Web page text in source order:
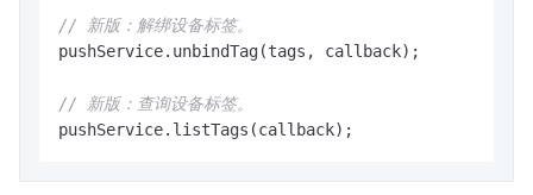
// 新版：解绑设备标签。
pushService.unbindTag(tags, callback);
// 新版：查询设备标签。
pushService.listTags(callback);